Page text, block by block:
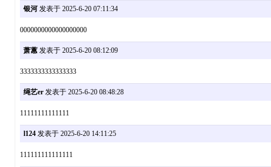
银河发表于 2025-6-20 07:11:34
0000000000000000000
萧蕙发表于 2025-6-20 08:12:09
3333333333333333
绳艺er发表于 2025-6-20 08:48:28
11111111111111
l124发表于 2025-6-20 14:11:25
111111111111111